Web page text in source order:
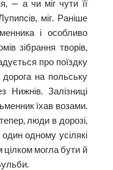
— а чи міг чути її
міг. Раніше
і особливо
зібрання творів,
про поїздку
на польську
Нижнів. Залізниці
їхав возами.
люди в дорозі,
одному усілякі
цілком могла бути й